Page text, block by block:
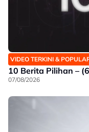
VIDEO TERKINI &
10 Berita Pilihan –
07/08/2026